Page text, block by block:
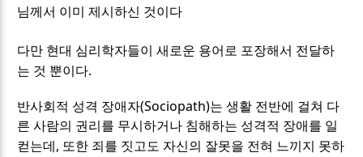
님께서 이미 제시하신 것이다
다만 현대 심리학자들이 새로운 용어로 포장해서 전달하
는 것 뿐이다.
반사회적 성격 장애자(Sociopath)는 생활 전반에 걸쳐 다
른 사람의 권리를 무시하거나 침해하는 성격적 장애를 일
컫는데 , 또한 죄를 짓고도 자신의 잘못을 전혀 느끼지 못하